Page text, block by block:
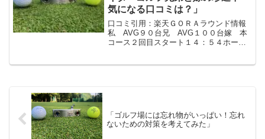
気になる口コミは？」
口コミ引用：楽天ＧＯＲＡラウンド情報
私 AVG９０台兄 AVG１００台嫁 本
コース２回目スタート１４：５４ホール
「ゴルフ場には忘れ物がいっぱい！忘れ
ないための対策を考えてみた」